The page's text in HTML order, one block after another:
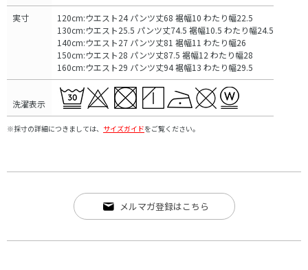
実寸
120cm:ウエスト24 パンツ丈68 裾幅10 わたり幅22.5
130cm:ウエスト25.5 パンツ丈74.5 裾幅10.5 わたり幅24.5
140cm:ウエスト27 パンツ丈81 裾幅11 わたり幅26
150cm:ウエスト28 パンツ丈87.5 裾幅12 わたり幅28
160cm:ウエスト29 パンツ丈94 裾幅13 わたり幅29.5
洗濯表示
※採寸の詳細につきましては、 サイズガイドをご覧ください。
メルマガ登録はこちら